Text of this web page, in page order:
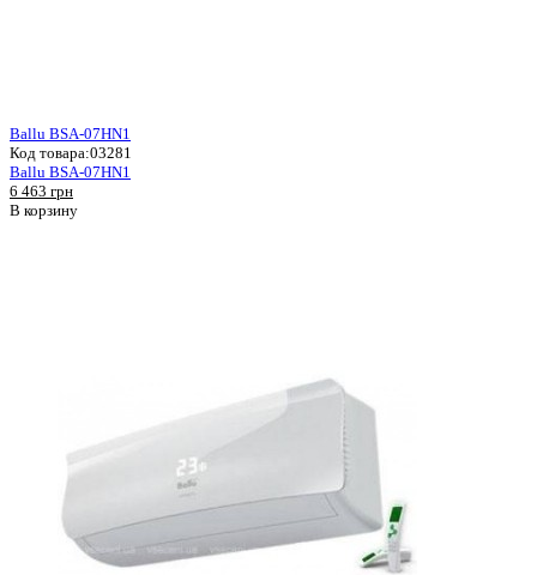
Ballu BSA-07HN1
Код товара:03281
Ballu BSA-07HN1
6 463 грн
В корзину